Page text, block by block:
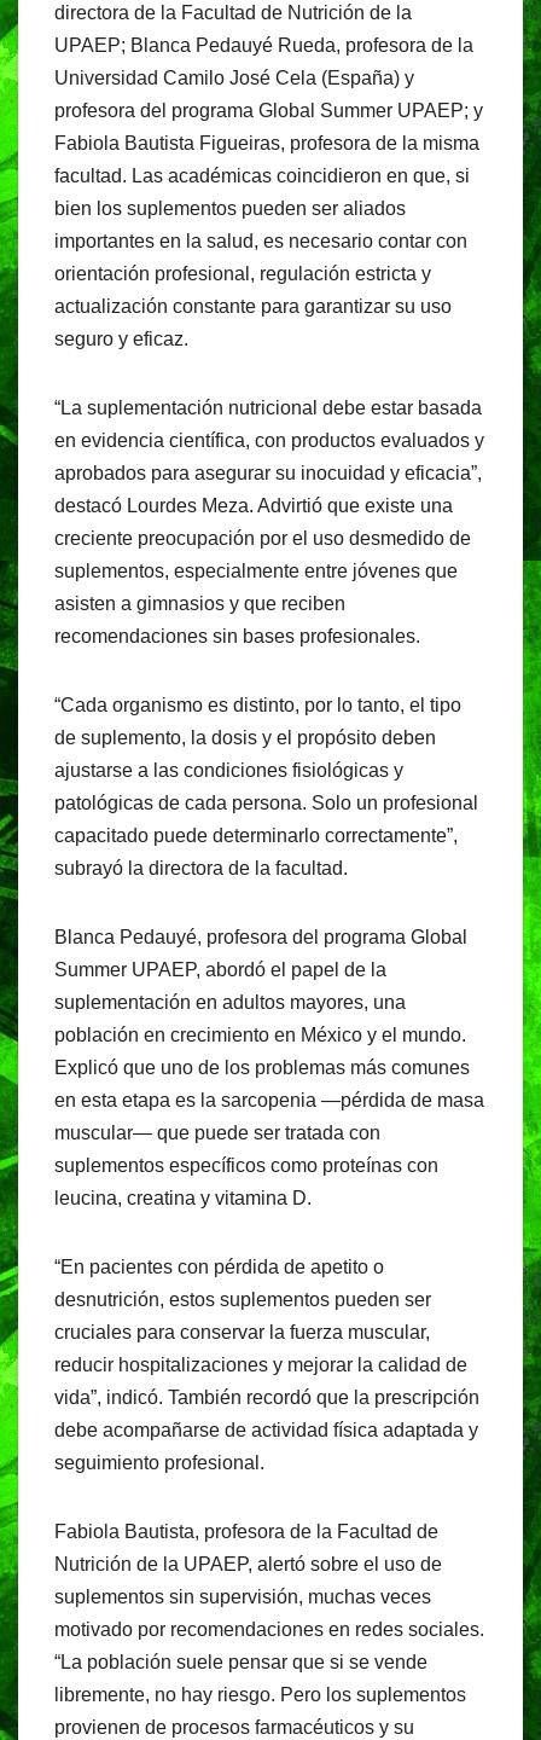
directora de la Facultad de Nutrición de la
UPAEP; Blanca Pedauyé Rueda, profesora de la
Universidad Camilo José Cela (España) y
profesora del programa Global Summer UPAEP; y
Fabiola Bautista Figueiras, profesora de la misma
facultad. Las académicas coincidieron en que, si
bien los suplementos pueden ser aliados
importantes en la salud, es necesario contar con
orientación profesional, regulación estricta y
actualización constante para garantizar su uso
seguro y eficaz.
“La suplementación nutricional debe estar basada
en evidencia científica, con productos evaluados y
aprobados para asegurar su inocuidad y eficacia”,
destacó Lourdes Meza. Advirtió que existe una
creciente preocupación por el uso desmedido de
suplementos, especialmente entre jóvenes que
asisten a gimnasios y que reciben
recomendaciones sin bases profesionales.
“Cada organismo es distinto, por lo tanto, el tipo
de suplemento, la dosis y el propósito deben
ajustarse a las condiciones fisiológicas y
patológicas de cada persona. Solo un profesional
capacitado puede determinarlo correctamente”,
subrayó la directora de la facultad.
Blanca Pedauyé, profesora del programa Global
Summer UPAEP, abordó el papel de la
suplementación en adultos mayores, una
población en crecimiento en México y el mundo.
Explicó que uno de los problemas más comunes
en esta etapa es la sarcopenia —pérdida de masa
muscular— que puede ser tratada con
suplementos específicos como proteínas con
leucina, creatina y vitamina D.
“En pacientes con pérdida de apetito o
desnutrición, estos suplementos pueden ser
cruciales para conservar la fuerza muscular,
reducir hospitalizaciones y mejorar la calidad de
vida”, indicó. También recordó que la prescripción
debe acompañarse de actividad física adaptada y
seguimiento profesional.
Fabiola Bautista, profesora de la Facultad de
Nutrición de la UPAEP, alertó sobre el uso de
suplementos sin supervisión, muchas veces
motivado por recomendaciones en redes sociales.
“La población suele pensar que si se vende
libremente, no hay riesgo. Pero los suplementos
provienen de procesos farmacéuticos y su